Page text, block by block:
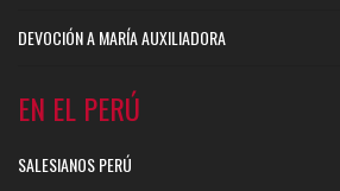
DEVOCIÓN A MARÍA AUXILIADORA
EN EL PERÚ
SALESIANOS PERÚ